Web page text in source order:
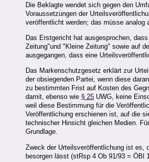
Die Beklagte wendet sich gegen den
Voraussetzungen der
veröffentlicht werden; das müsse
Das Erstgericht hat ausgesprochen,
Zeitung"und "Kleine Zeitung" sowie auf
ausgegangen, dass eine
Das Markenschutzgesetz erklärt zur
der obsiegenden Partei, wenn diese
zu bestimmten Frist auf Kosten des
damit, ebenso wie § 25 UWG, keine
weil diese Bestimmung für die
Veröffentlichung erschienen ist, auf die
technischer Hinsicht gleichen Medien.
Grundlage.
Zweck der Urteilsveröffentlichung ist es,
besorgen lässt (stRsp 4 Ob 91/93 = ÖBl